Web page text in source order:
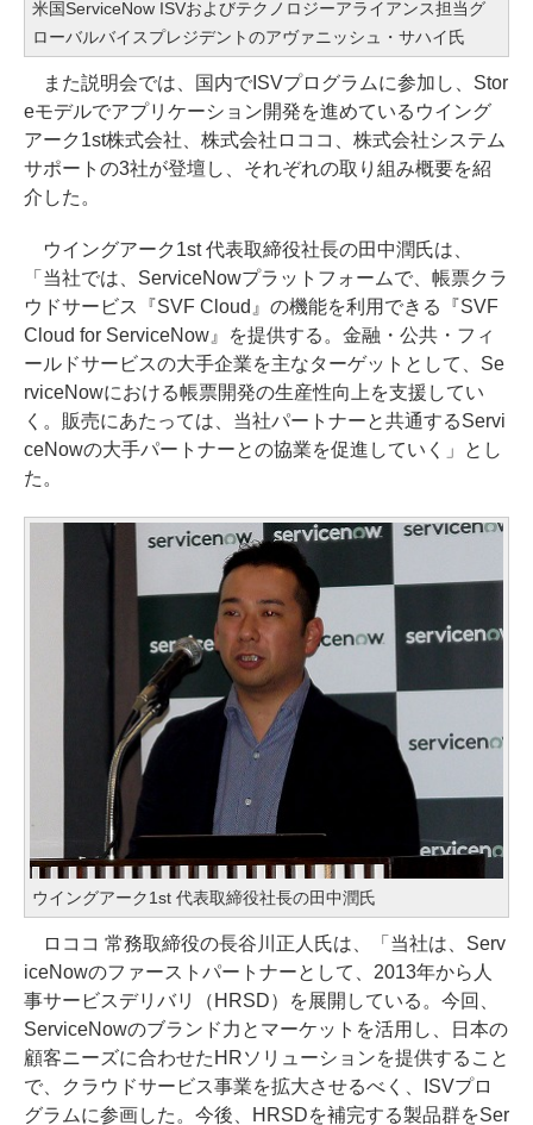
米国ServiceNow ISVおよびテクノロジーアライアンス担当グ
ローバルバイスプレジデントのアヴァニッシュ・サハイ氏
また説明会では、国内でISVプログラムに参加し、Stor
eモデルでアプリケーション開発を進めているウイング
アーク1st株式会社、株式会社ロココ、株式会社システム
サポートの3社が登壇し、それぞれの取り組み概要を紹
介した。
ウイングアーク1st 代表取締役社長の田中潤氏は、
「当社では、ServiceNowプラットフォームで、帳票クラ
ウドサービス『SVF Cloud』の機能を利用できる『SVF
Cloud for ServiceNow』を提供する。金融・公共・フィ
ールドサービスの大手企業を主なターゲットとして、Se
rviceNowにおける帳票開発の生産性向上を支援してい
く。販売にあたっては、当社パートナーと共通するServi
ceNowの大手パートナーとの協業を促進していく」とし
た。
ウイングアーク1st 代表取締役社長の田中潤氏
ロココ 常務取締役の長谷川正人氏は、「当社は、Serv
iceNowのファーストパートナーとして、2013年から人
事サービスデリバリ（HRSD）を展開している。今回、
ServiceNowのブランド力とマーケットを活用し、日本の
顧客ニーズに合わせたHRソリューションを提供すること
で、クラウドサービス事業を拡大させるべく、ISVプロ
グラムに参画した。今後、HRSDを補完する製品群をSer